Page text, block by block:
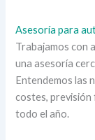
Asesoría para
Trabajamos con
una asesoría
Entendemos las
costes,
todo el año.